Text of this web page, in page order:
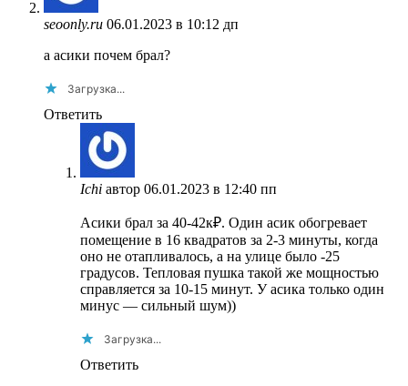
seoonly.ru 06.01.2023 в 10:12 дп
а асики почем брал?
Загрузка...
Ответить
Ichi автор 06.01.2023 в 12:40 пп
Асики брал за 40-42к₽. Один асик обогревает
помещение в 16 квадратов за 2-3 минуты, когда
оно не отапливалось, а на улице было -25
градусов. Тепловая пушка такой же мощностью
справляется за 10-15 минут. У асика только один
минус — сильный шум))
Загрузка...
Ответить